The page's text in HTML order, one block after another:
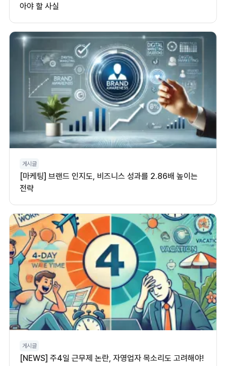
아야 할 사실
게시글
[마케팅] 브랜드 인지도, 비즈니스 성과를 2.86배 높이는
전략
게시글
[NEWS] 주4일 근무제 논란, 자영업자 목소리도 고려해야!